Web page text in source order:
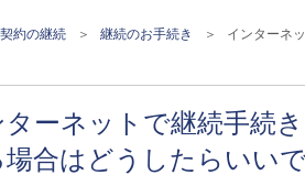
約の継続 > 継続のお手続き > インターネ
ターネットで継続手続
場合はどうしたらいい